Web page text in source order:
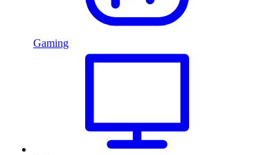
Gaming